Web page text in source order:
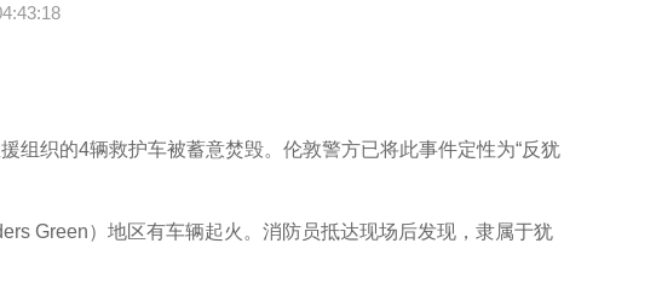
织的4辆救护车被蓄意焚毁。伦敦警方已将此事件定性为“反犹
Green）地区有车辆起火。消防员抵达现场后发现，隶属于犹